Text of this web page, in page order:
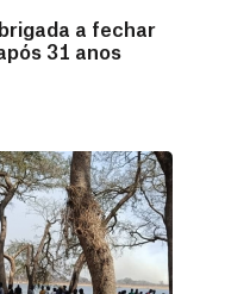
a fechar
31 anos